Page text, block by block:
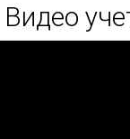
Видео